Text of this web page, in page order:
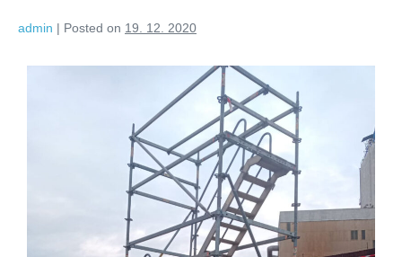
admin | Posted on 19. 12. 2020